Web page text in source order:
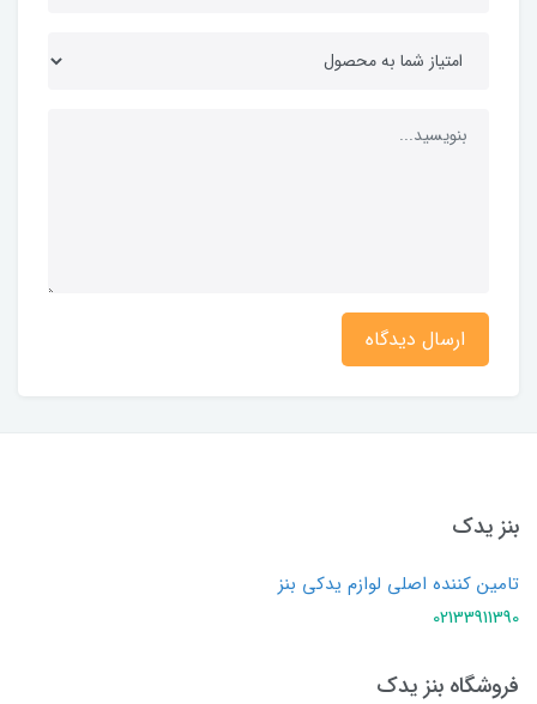
ارسال دیدگاه
بنز یدک
تامین کننده اصلی لوازم یدکی بنز
02133911390
فروشگاه بنز یدک